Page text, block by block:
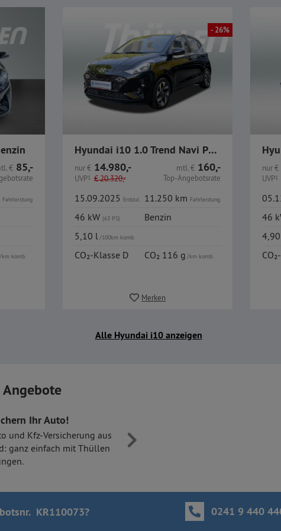
€ 85,-
Fahrleistung
/km komb.
- 26%
Hyundai i10 1.0 Trend Navi PDC GJR
nur€ 14.980,-
UVP1 €20.320,-
mtl.€ 160,-
Top-Angebotsrate
15.09.2025 Erstzul. 11.250 km Fahrleistung
46 kW (63 PS)
Benzin
5,10 l/100km komb.
CO₂-Klasse D CO₂ 116 g/km komb.
Merken
nur€
UVP1
46
Alle Hyundai i10 anzeigen
Ihr Auto!
und Kfz-Versicherung aus
ganz einfach mit Thüllen
KR110073? 0241 9 440